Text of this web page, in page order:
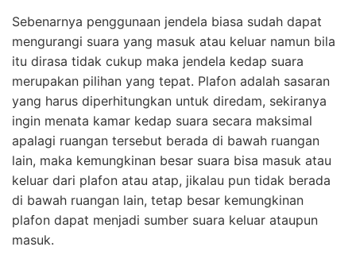
Sebenarnya penggunaan jendela biasa sudah dapat
mengurangi suara yang masuk atau keluar namun bila
itu dirasa tidak cukup maka jendela kedap suara
merupakan pilihan yang tepat. Plafon adalah sasaran
yang harus diperhitungkan untuk diredam, sekiranya
ingin menata kamar kedap suara secara maksimal
apalagi ruangan tersebut berada di bawah ruangan
lain, maka kemungkinan besar suara bisa masuk atau
keluar dari plafon atau atap, jikalau pun tidak berada
di bawah ruangan lain, tetap besar kemungkinan
plafon dapat menjadi sumber suara keluar ataupun
masuk.